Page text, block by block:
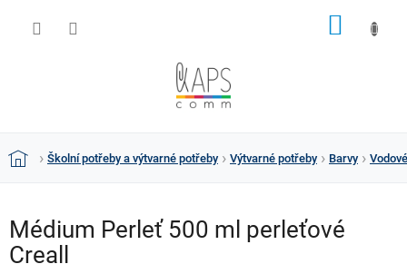
DomůŠkolní potřeby a výtvarné potřeby Výtvarné potřeby Barvy
Médium Perleť 500 ml perleťové
Creall